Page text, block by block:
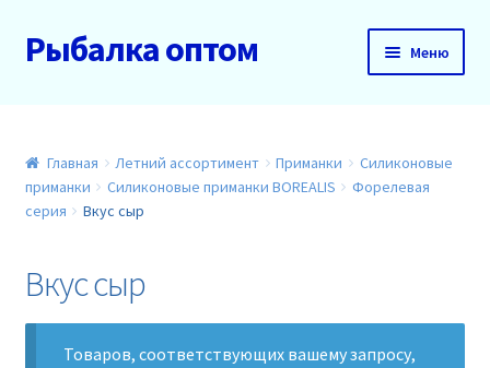
Перейти
к
Перейти
к
Рыбалка оптом Меню
О нас
Доставка и оплата
Акции
Главная Летний ассортимент Приманки
Силиконовые
приманки
Силиконовые приманки BOREALIS
Форелевая
серия
Вкус сыр
Вкус сыр
Товаров, соответствующих вашему запросу,